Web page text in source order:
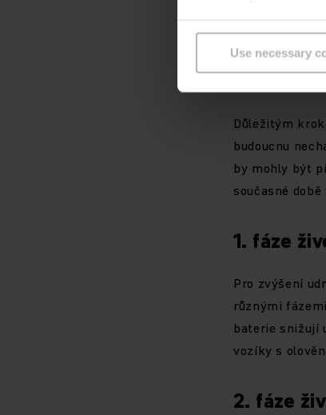
Use necessary
Proces
Důležitým
budoucnu
by mohly být
současné
1. fáze
Pro zvýšení
různými
baterie snižují
vozíky s
2. fáze